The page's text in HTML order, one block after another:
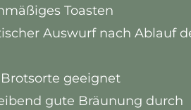
Toasten
Auswurf nach Ablauf
geeignet
gute Bräunung durch